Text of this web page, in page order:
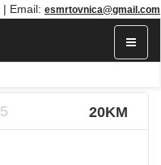
| Email: esmrtovnica@gmail.com
Toggle
5 20KM